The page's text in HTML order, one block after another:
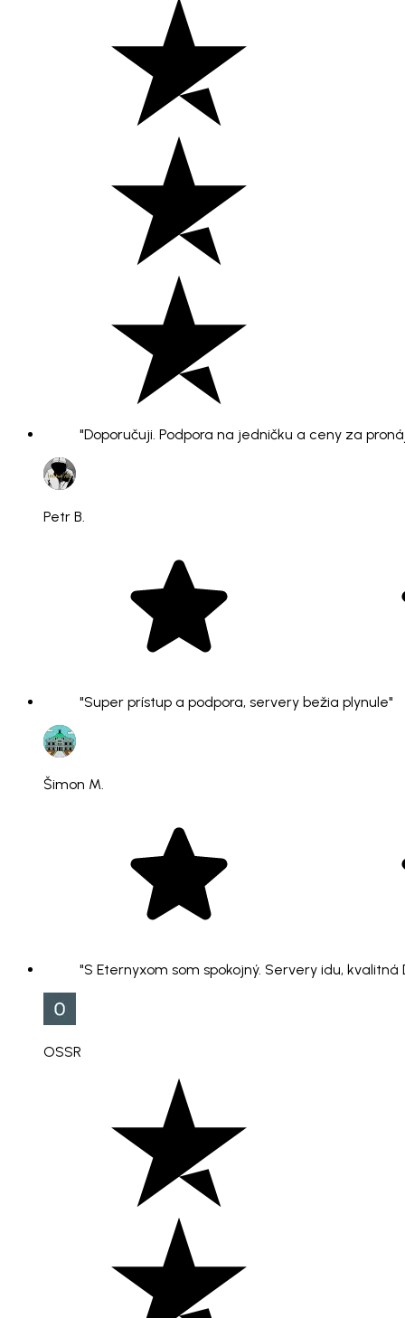
"Doporučuji. Podpora na jedničku a ceny za
Petr B.
"Super prístup a podpora, servery bežia plynule"
Šimon M.
"S Eternyxom som spokojný. Servery idu,
OSSR